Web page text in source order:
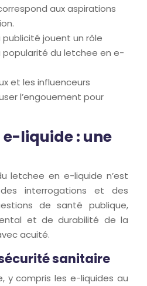
aux aspirations
jouent un rôle
du letchee en e-
et les influenceurs
l’engouement pour
e-liquide : une
letchee en e-liquide n’est
interrogations et des
de santé publique,
et de durabilité de la
acuité.
sanitaire
y compris les e-liquides au